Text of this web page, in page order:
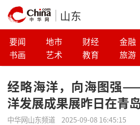
山东
要闻 地市 财经 金融
书画
艺术 教育 旅游
经略海洋，向海图强
洋发展成果展昨日在青
中华网山东频道 2025-09-08 16:45:15